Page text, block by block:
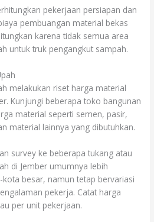
pekerjaan persiapan dan
pembuangan material bekas
karena tidak semua area
untuk truk pengangkut sampah.
melakukan riset harga material
Kunjungi beberapa toko bangunan
material seperti semen, pasir,
material lainnya yang dibutuhkan.
survey ke beberapa tukang atau
di Jember umumnya lebih
besar, namun tetap bervariasi
pekerja. Catat harga
per unit pekerjaan.